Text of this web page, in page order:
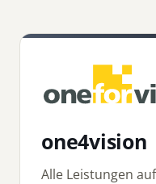
one4vision
Alle Leistungen